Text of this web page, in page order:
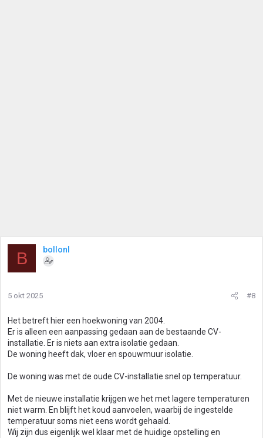
B bollonl
5 okt 2025 #8
Het betreft hier een hoekwoning van 2004.
Er is alleen een aanpassing gedaan aan de bestaande CV-
installatie. Er is niets aan extra isolatie gedaan.
De woning heeft dak, vloer en spouwmuur isolatie.
De woning was met de oude CV-installatie snel op temperatuur.
Met de nieuwe installatie krijgen we het met lagere temperaturen
niet warm. En blijft het koud aanvoelen, waarbij de ingestelde
temperatuur soms niet eens wordt gehaald.
Wij zijn dus eigenlijk wel klaar met de huidige opstelling en